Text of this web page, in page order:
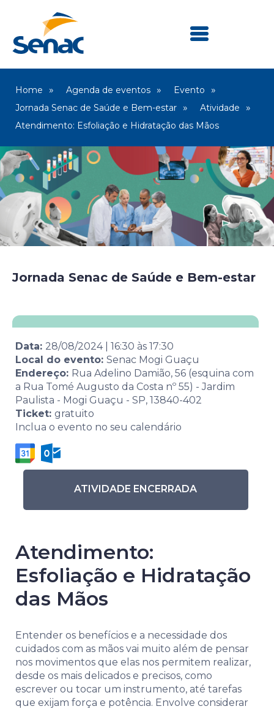
Home Agenda de eventos
Evento
Jornada Senac de Saúde e Bem-estar
Atividade
Atendimento: Esfoliação e Hidratação das Mãos
Jornada Senac de Saúde e Bem-estar
Data: 28/08/2024| 16:30 às 17:30
Local do evento: Senac Mogi Guaçu
Endereço: Rua Adelino Damião, 56 (esquina com
a Rua Tomé Augusto da Costa nº 55) - Jardim
Paulista - Mogi Guaçu - SP, 13840-402
Ticket: gratuito
Inclua o evento no seu calendário
ATIVIDADE ENCERRADA
Atendimento:
Esfoliação e Hidratação
das Mãos
Entender os benefícios e a necessidade dos
cuidados com as mãos vai muito além de pensar
nos movimentos que elas nos permitem realizar,
desde os mais delicados e precisos, como
escrever ou tocar um instrumento, até tarefas
que exijam força e potência. Envolve considerar